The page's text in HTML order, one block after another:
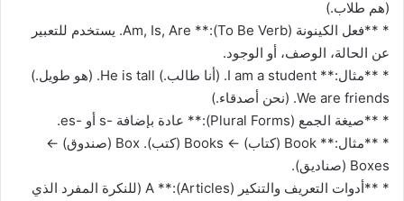
(هم طلاب.)
* **فعل الكينونة (To Be Verb):** Am, Is, Are. يستخدم للتعبير
عن الحالة، الوصف، أو الوجود.
* **مثال:** I am a student. (أنا طالب.) He is tall. (هو طويل.)
We are friends. (نحن أصدقاء.)
* **صيغة الجمع (Plural Forms):** عادة بإضافة -s أو -es.
* **مثال:** Book (كتاب) -> Books (كتب). Box (صندوق) ->
Boxes (صناديق).
* **أدوات التعريف والتنكير (Articles):** A (للنكرة المفرد الذي